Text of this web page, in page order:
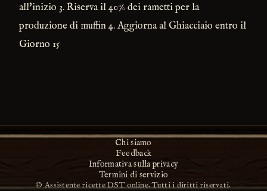
all'inizio 3. Riserva il 40% dei rametti per la
produzione di muffin 4. Aggiorna al Ghiacciaio entro il
Giorno 15
Chi siamo
Feedback
Informativa sulla privacy
Termini di servizio
© Assistente ricette DST online. Tutti i diritti riservati.